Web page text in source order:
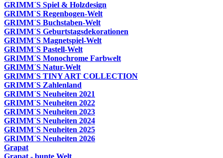
GRIMM´S Spiel & Holzdesign
GRIMM`S Regenbogen-Welt
GRIMM´S Buchstaben-Welt
GRIMM´S Geburtstagsdekorationen
GRIMM´S Magnetspiel-Welt
GRIMM´S Pastell-Welt
GRIMM´S Monochrome Farbwelt
GRIMM´S Natur-Welt
GRIMM´S TINY ART COLLECTION
GRIMM´S Zahlenland
GRIMM´S Neuheiten 2021
GRIMM´S Neuheiten 2022
GRIMM´S Neuheiten 2023
GRIMM´S Neuheiten 2024
GRIMM´S Neuheiten 2025
GRIMM´S Neuheiten 2026
Grapat
Grapat - bunte Welt